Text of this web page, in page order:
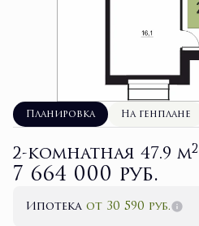
Планировка На генплане
2-комнатная 47.9 м2
7 664 000 руб.
Ипотека от 30 590 руб.